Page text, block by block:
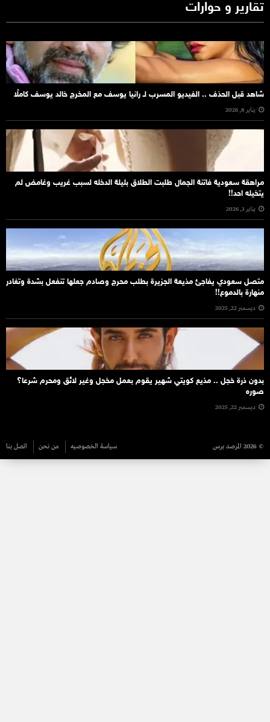
تقارير و حوارات
شاهد قبل الحذف .. الفيديو المسرب لـ رانيا يوسف مع المخرج خالد يوسف كاملًا
يناير 8, 2026
مراهقة سعودية فاتنة الجمال طلبت الطلاق بليلة الدخله لسبب غريب وغامض لم
يتخيله احد!!
يناير 3, 2026
متصل سعودي يفاجئ مذيعة الجزيرة بطلب محرج وصادم جعلها تنفعل بشدة وتغادر
منهارة بالدموع!!
ديسمبر 22, 2025
بدون ذرة خجل .. مذيع كويتي شهير يقوم بعمل مخجل وغير لائق ومحرم شرعا؟
صوره
ديسمبر 22, 2025
© 2026 المرصد برس سياسة الخصوصيه من نحن اتصل بنا